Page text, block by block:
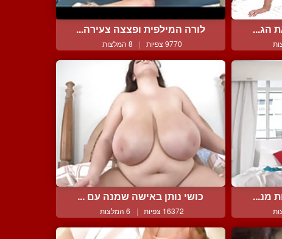
הג... לורה המילפית ופצצה צעירה...
9770 צפיות | 8 המלצות
מנ... כושי נותן באישה שמנה עם ...
16372 צפיות | 6 המלצות